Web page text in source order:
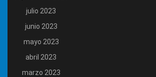
julio 2023
junio 2023
mayo 2023
abril 2023
marzo 2023